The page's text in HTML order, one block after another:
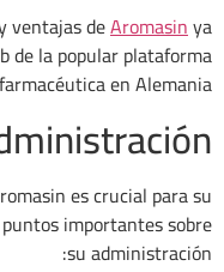
ventajas deAromasinya
de la popular plataforma
farmacéutica en Alemania.
es crucial para su
importantes sobre
su administración: